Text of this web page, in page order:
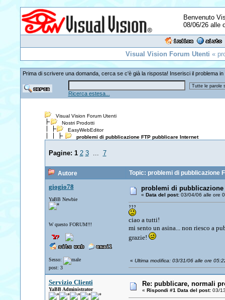
Benvenuto
08/06/26 alle
Visual Vision Forum Utenti «
Prima di scrivere una domanda, cerca se c'è già la risposta! Inserisci il problema
Ricerca estesa...
Visual Vision Forum Utenti
Nostri Prodotti
EasyWebEditor
problemi di pubblicazione FTP pubblicare Internet
Pagine: 1 2 3... 7
Autore Topic: problemi di pubblicazione
giogio78
YaBB Newbie
W questo FORUM!!!
Sesso:
post: 3
problemi di pubblicazione
« Data del post:03/04/06 alle ore
ciao a tutti!
mi sento un asina... non riesco a
grazie!
« Ultima modifica: 03/31/06 alle ore
Servizio Clienti
YaBB Administrator
Re: pubblicare, normali
« Rispondi #1 Data del post:03/